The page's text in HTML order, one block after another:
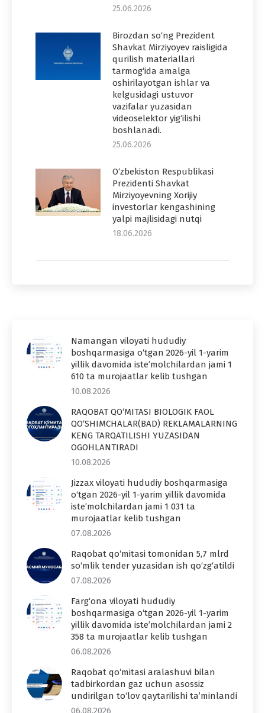
25.06.2026
Birozdan so‘ng Prezident
Shavkat Mirziyoyev raisligida
qurilish materiallari
tarmog‘ida amalga
oshirilayotgan ishlar va
kelgusidagi ustuvor
vazifalar yuzasidan
videoselektor yig‘ilishi
boshlanadi.
25.06.2026
O‘zbekiston Respublikasi
Prezidenti Shavkat
Mirziyoyevning Xorijiy
investorlar kengashining
yalpi majlisidagi nutqi
18.06.2026
Namangan viloyati hududiy
boshqarmasiga o‘tgan 2026-yil 1-yarim
yillik davomida iste’molchilardan jami 1
610 ta murojaatlar kelib tushgan
10.08.2026
RAQOBAT QO‘MITASI BIOLOGIK FAOL
QO‘SHIMCHALAR(BAD) REKLAMALARNING
KENG TARQATILISHI YUZASIDAN
OGOHLANTIRADI
10.08.2026
Jizzax viloyati hududiy boshqarmasiga
o‘tgan 2026-yil 1-yarim yillik davomida
iste’molchilardan jami 1 031 ta
murojaatlar kelib tushgan
07.08.2026
Raqobat qo‘mitasi tomonidan 5,7 mlrd
so‘mlik tender yuzasidan ish qo‘zg‘atildi
07.08.2026
Farg‘ona viloyati hududiy
boshqarmasiga o‘tgan 2026-yil 1-yarim
yillik davomida iste’molchilardan jami 2
358 ta murojaatlar kelib tushgan
06.08.2026
Raqobat qo‘mitasi aralashuvi bilan
tadbirkordan gaz uchun asossiz
undirilgan to‘lov qaytarilishi ta’minlandi
06.08.2026